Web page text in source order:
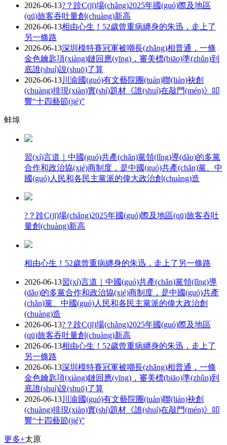
2026-06-13?？跈C(jī)場(chǎng)2025年國(guó)際及地區
(qū)旅客吞吐量創(chuàng)新高
2026-06-13相由心生！52歲曾重病纏身的朱迅，走上了
另一條路
2026-06-13深圳模特賽冠軍被嘲長(zhǎng)相普通，一條
金色鑰匙項(xiàng)鏈回應(yīng)，審美標(biāo)準(zhǔn)到
底誰(shuí)說(shuō)了算
2026-06-13川渝國(guó)有文藝院團(tuán)聯(lián)袂創
(chuàng)排現(xiàn)實(shí)題材《誰(shuí)在敲門(mén)》叩
響“十四藝節(jié)”
蚌埠
習(xí)言道｜中國(guó)共產(chǎn)黨領(lǐng)導(dǎo)的多黨
合作和政治協(xié)商制度，是中國(guó)共產(chǎn)黨、中
國(guó)人民和各民主黨派的偉大政治創(chuàng)造
?？跈C(jī)場(chǎng)2025年國(guó)際及地區(qū)旅客吞吐
量創(chuàng)新高
相由心生！52歲曾重病纏身的朱迅，走上了另一條路
2026-06-13習(xí)言道｜中國(guó)共產(chǎn)黨領(lǐng)導
(dǎo)的多黨合作和政治協(xié)商制度，是中國(guó)共產
(chǎn)黨、中國(guó)人民和各民主黨派的偉大政治創
(chuàng)造
2026-06-13?？跈C(jī)場(chǎng)2025年國(guó)際及地區
(qū)旅客吞吐量創(chuàng)新高
2026-06-13相由心生！52歲曾重病纏身的朱迅，走上了
另一條路
2026-06-13深圳模特賽冠軍被嘲長(zhǎng)相普通，一條
金色鑰匙項(xiàng)鏈回應(yīng)，審美標(biāo)準(zhǔn)到
底誰(shuí)說(shuō)了算
2026-06-13川渝國(guó)有文藝院團(tuán)聯(lián)袂創
(chuàng)排現(xiàn)實(shí)題材《誰(shuí)在敲門(mén)》叩
響“十四藝節(jié)”
更多+太原